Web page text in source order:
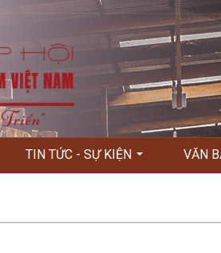
TIN TỨC - SỰ KIỆN VĂN